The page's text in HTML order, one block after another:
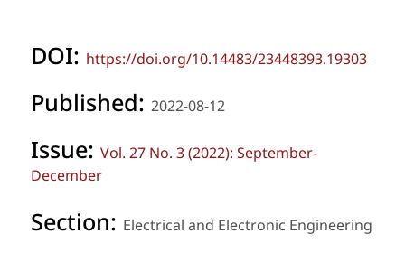
DOI: https://doi.org/10.14483/23448393.19303
Published: 2022-08-12
Issue: Vol. 27 No. 3 (2022): September-
December
Section: Electrical and Electronic Engineering